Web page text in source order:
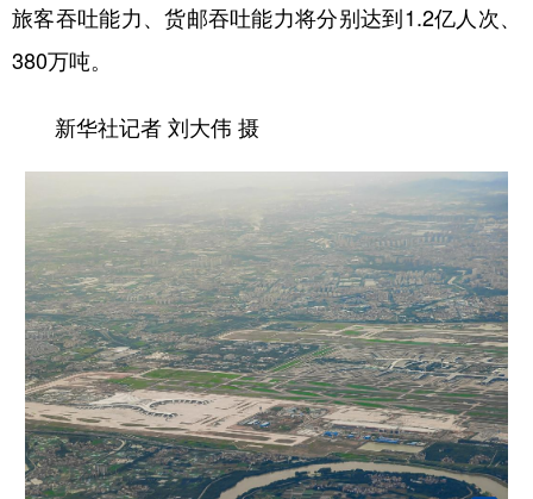
地方频道
北京
辽宁 吉林
浙江 安徽 福建 江西
山东 河南 湖北 湖南
广东 广西 海南 重庆
四川 贵州 云南 西藏
陕西 甘肃 青海 宁夏
新疆 内蒙古 黑龙江
旅客吞吐能力、货邮吞吐能力将分别达到1.2亿人次、
380万吨。
新华社记者 刘大伟 摄